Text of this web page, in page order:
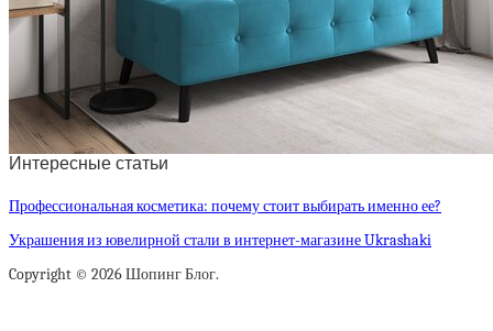
Интересные статьи
Профессиональная косметика: почему стоит выбирать именно ее?
Украшения из ювелирной стали в интернет-магазине Ukrashaki
Copyright © 2026 Шопинг Блог.